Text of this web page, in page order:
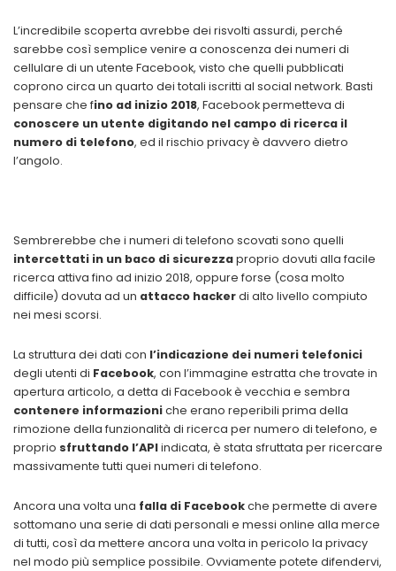
L’incredibile scoperta avrebbe dei risvolti assurdi, perché
sarebbe così semplice venire a conoscenza dei numeri di
cellulare di un utente Facebook, visto che quelli pubblicati
coprono circa un quarto dei totali iscritti al social network. Basti
pensare che fino ad inizio 2018, Facebook permetteva di
conoscere un utente digitando nel campo di ricerca il
numero di telefono, ed il rischio privacy è davvero dietro
l’angolo.
Sembrerebbe che i numeri di telefono scovati sono quelli
intercettati in un baco di sicurezzaproprio dovuti alla facile
ricerca attiva fino ad inizio 2018, oppure forse (cosa molto
difficile) dovuta ad un attacco hackerdi alto livello compiuto
nei mesi scorsi.
La struttura dei dati con l’indicazione dei numeri telefonici
degli utenti di Facebook, con l’immagine estratta che trovate in
apertura articolo, a detta di Facebook è vecchia e sembra
contenere informazioniche erano reperibili prima della
rimozione della funzionalità di ricerca per numero di telefono, e
proprio sfruttando l’APIindicata, è stata sfruttata per ricercare
massivamente tutti quei numeri di telefono.
Ancora una volta una falla di Facebookche permette di avere
sottomano una serie di dati personali e messi online alla merce
di tutti, così da mettere ancora una volta in pericolo la privacy
nel modo più semplice possibile. Ovviamente potete difendervi,